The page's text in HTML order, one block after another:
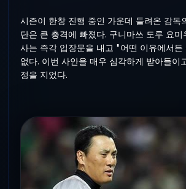
시즌이 한창 진행 중인 가운데 들려온 감독
단은 큰 충격에 빠졌다. 구니마쓰 도루 요미
사는 즉각 입장문을 내고 "어떤 이유에서든
없다. 이번 사안을 매우 심각하게 받아들이
정을 지었다.